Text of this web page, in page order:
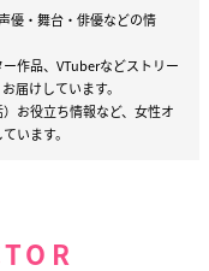
優・舞台・俳優などの情
作品、VTuberなどストリー
届けしています。
お役立ち情報など、女性オ
います。